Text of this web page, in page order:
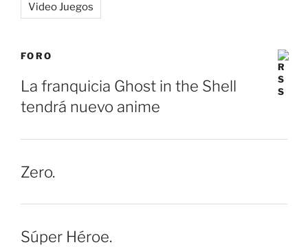
Video Juegos
FORO
La franquicia Ghost in the Shell
tendrá nuevo anime
Zero.
Súper Héroe.